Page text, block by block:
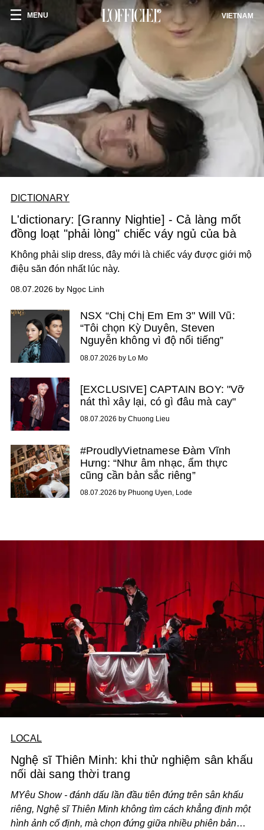
MENU VIETNAM
DICTIONARY
L'dictionary: [Granny Nightie] - Cả làng mốt
đồng loạt "phải lòng" chiếc váy ngủ của bà
Không phải slip dress, đây mới là chiếc váy được giới mộ
điệu săn đón nhất lúc này.
08.07.2026 by Ngọc Linh
NSX “Chị Chị Em Em 3" Will Vũ:
“Tôi chọn Kỳ Duyên, Steven
Nguyễn không vì độ nổi tiếng”
08.07.2026 by Lo Mo
[EXCLUSIVE] CAPTAIN BOY: "Vỡ
nát thì xây lại, có gì đâu mà cay"
08.07.2026 by Chuong Lieu
#ProudlyVietnamese Đàm Vĩnh
Hưng: “Như âm nhạc, ẩm thực
cũng cần bản sắc riêng”
08.07.2026 by Phuong Uyen, Lode
LOCAL
Nghệ sĩ Thiên Minh: khi thử nghiệm sân khấu
nối dài sang thời trang
MYêu Show - đánh dấu lần đầu tiên đứng trên sân khấu
riêng, Nghệ sĩ Thiên Minh không tìm cách khẳng định một
hình ảnh cố định, mà chọn đứng giữa nhiều phiên bản